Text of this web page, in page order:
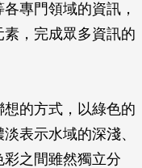
專門領域的資訊，
，完成眾多資訊的
的方式，以綠色的
表示水域的深淺、
之間雖然獨立分